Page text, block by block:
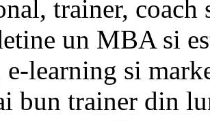
trainer, coach
un MBA si
e-learning si
bun trainer din